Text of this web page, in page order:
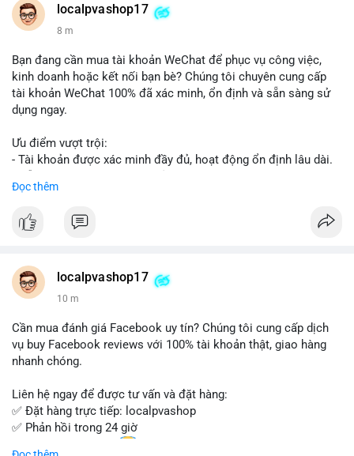
👉 Telegram: @localpvashop
👉 Email: localpvashop@gmail.com
Đừng bỏ lỡ cơ hội cải thiện danh tiếng trực tuyến của bạn một
cách hiệu quả!
localpvashop17
8 m
Bạn đang cần mua tài khoản WeChat để phục vụ công việc,
kinh doanh hoặc kết nối bạn bè? Chúng tôi chuyên cung cấp
tài khoản WeChat 100% đã xác minh, ổn định và sẵn sàng sử
dụng ngay.
Ưu điểm vượt trội:
- Tài khoản được xác minh đầy đủ, hoạt động ổn định lâu dài.
- Giao dịch an toàn, bảo mật thông tin.
Đặt hàng ngay hôm nay để nhận ưu đãi tốt nhất!
- WhatsApp: +1 (66
215-8938
- Telegram: @localpvashop
Đừng bỏ lỡ cơ hội sở hữu tài khoản WeChat chất lượng với giá
tốt. Liên hệ ngay!
Đọc thêm
localpvashop17
10 m
Cần mua đánh giá Facebook uy tín? Chúng tôi cung cấp dịch
vụ buy Facebook reviews với 100% tài khoản thật, giao hàng
nhanh chóng.
Liên hệ ngay để được tư vấn và đặt hàng:
✅ Đặt hàng trực tiếp: localpvashop
✅ Phản hồi trong 24 giờ
✅ WhatsApp: +1 (66